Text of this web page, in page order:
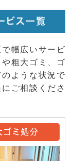
ビス一覧
幅広いサービ
粗大ゴミ、ゴ
ような状況で
ご相談くださ
ゴミ処分